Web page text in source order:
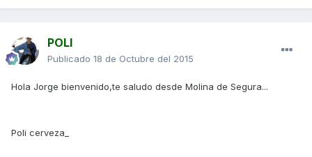
POLI
Publicado 18 de Octubre del 2015
Hola Jorge bienvenido,te saludo desde Molina de Segura...
Poli cerveza_